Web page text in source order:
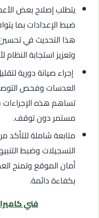
يتطلب إصلاح بعض
ضبط الإعدادات بما
هذا التحديث في
وتعزيز استجابة
إجراء صيانة دورية
العدسات وفحص
تساهم هذه الإجراءات
مستمر دون توقف.
متابعة شاملة للتأكد
التسجيلات وضبط
أمان الموقع وتمنح
بكفاءة دائمة.
فني